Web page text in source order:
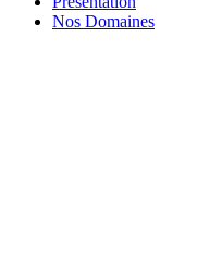
Nos Domaines